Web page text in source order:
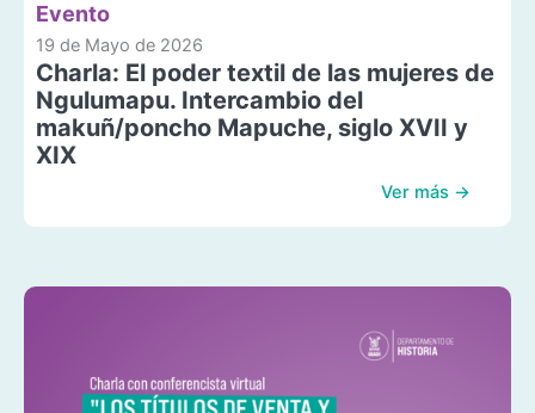
Evento
19 de Mayo de 2026
Charla: El poder textil de las mujeres de
Ngulumapu. Intercambio del
makuñ/poncho Mapuche, siglo XVII y
XIX
Ver más →